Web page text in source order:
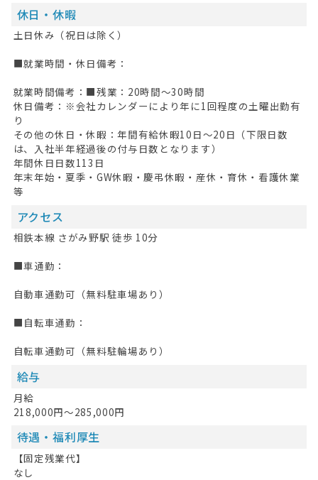
HOME
無料会員登録
ログイン
キープした求人
最近見た求人
お問い合わせ
休日・休暇
土日休み（祝日は除く）
■就業時間・休日備考：
就業時間備考：■残業：20時間～30時間
休日備考：※会社カレンダーにより年に1回程度の土曜出勤有
り
その他の休日・休暇：年間有給休暇10日～20日（下限日数
は、入社半年経過後の付与日数となります）
年間休日日数113日
年末年始・夏季・GW休暇・慶弔休暇・産休・育休・看護休業
等
アクセス
相鉄本線 さがみ野駅 徒歩 10分
■車通勤：
自動車通勤可（無料駐車場あり）
■自転車通勤：
自転車通勤可（無料駐輪場あり）
給与
月給
218,000円～285,000円
待遇・福利厚生
【固定残業代】
なし